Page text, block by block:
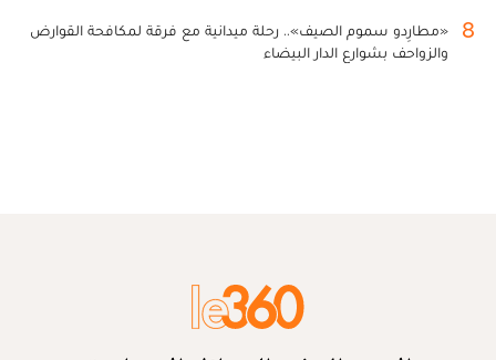
8
«مطارِدو سموم الصيف».. رحلة ميدانية مع فرقة لمكافحة القوارض
والزواحف بشوارع الدار البيضاء